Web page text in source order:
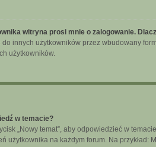
witryna prosi mnie o zalogowanie.
innych użytkowników przez wbudowany
użytkowników.
w temacie?
„Nowy temat”, aby odpowiedzieć w
użytkownika na każdym forum. Na przykład: